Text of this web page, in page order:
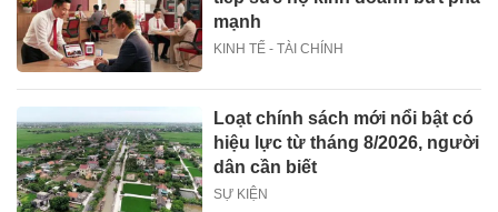
mạnh
KINH TẾ - TÀI CHÍNH
Loạt chính sách mới nổi bật có
hiệu lực từ tháng 8/2026, người
dân cần biết
SỰ KIỆN